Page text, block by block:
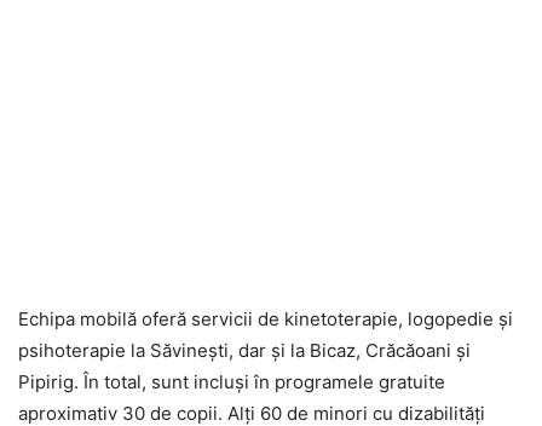
Echipa mobilă oferă servicii de kinetoterapie, logopedie și
psihoterapie la Săvinești, dar și la Bicaz, Crăcăoani și
Pipirig. În total, sunt incluși în programele gratuite
aproximativ 30 de copii. Alți 60 de minori cu dizabilități